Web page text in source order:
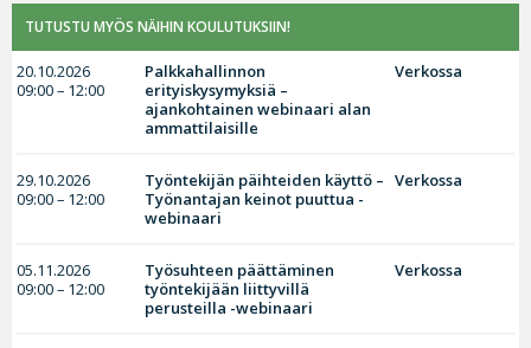
TUTUSTU MYÖS NÄIHIN KOULUTUKSIIN!
20.10.2026
09:00 – 12:00
Palkkahallinnon
erityiskysymyksiä –
ajankohtainen webinaari alan
ammattilaisille
Verkossa
29.10.2026
09:00 – 12:00
Työntekijän päihteiden käyttö –
Työnantajan keinot puuttua -
webinaari
Verkossa
05.11.2026
09:00 – 12:00
Työsuhteen päättäminen
työntekijään liittyvillä
perusteilla -webinaari
Verkossa